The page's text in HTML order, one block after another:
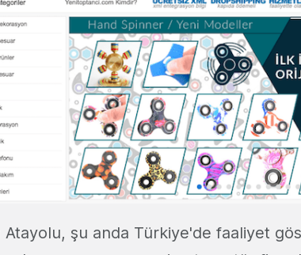
Atayolu, şu anda Türkiye'de faaliyet